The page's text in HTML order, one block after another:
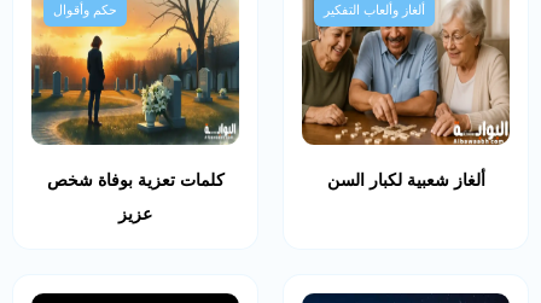
ألغاز وألعاب التفكير
ألغاز شعبية لكبار السن
حكم وأقوال
كلمات تعزية بوفاة شخص
عزيز